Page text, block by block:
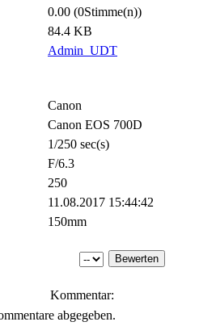
0.00 (0Stimme(n))
84.4 KB
Admin_UDT
Canon
Canon EOS 700D
1/250 sec(s)
F/6.3
250
11.08.2017 15:44:42
150mm
Kommentar:
abgegeben.